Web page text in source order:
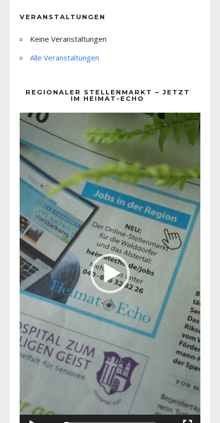
VERANSTALTUNGEN
Keine Veranstaltungen
Alle Veranstaltungen
REGIONALER STELLENMARKT – JETZT
IM HEIMAT-ECHO
Player